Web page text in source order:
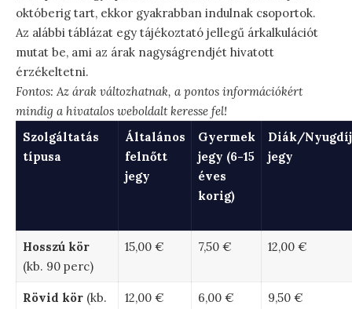
októberig tart, ekkor gyakrabban indulnak csoportok.
Az alábbi táblázat egy tájékoztató jellegű árkalkulációt
mutat be, ami az árak nagyságrendjét hivatott
érzékeltetni.
Fontos: Az árak változhatnak, a pontos információkért
mindig a hivatalos weboldalt keresse fel!
Szolgáltatás
típusa
Általános
felnőtt
jegy
Gyermek
jegy (6-15
éves
korig)
Diák/
jegy
Hosszú kör
(kb. 90 perc)
15,00 € 7,50 € 12,00 €
Rövid kör(kb.
12,00 € 6,00 € 9,50 €